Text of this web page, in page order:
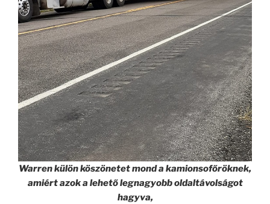
Warren külön köszönetet mond a kamionsofőröknek,
amiért azok a lehető legnagyobb oldaltávolságot
hagyva,